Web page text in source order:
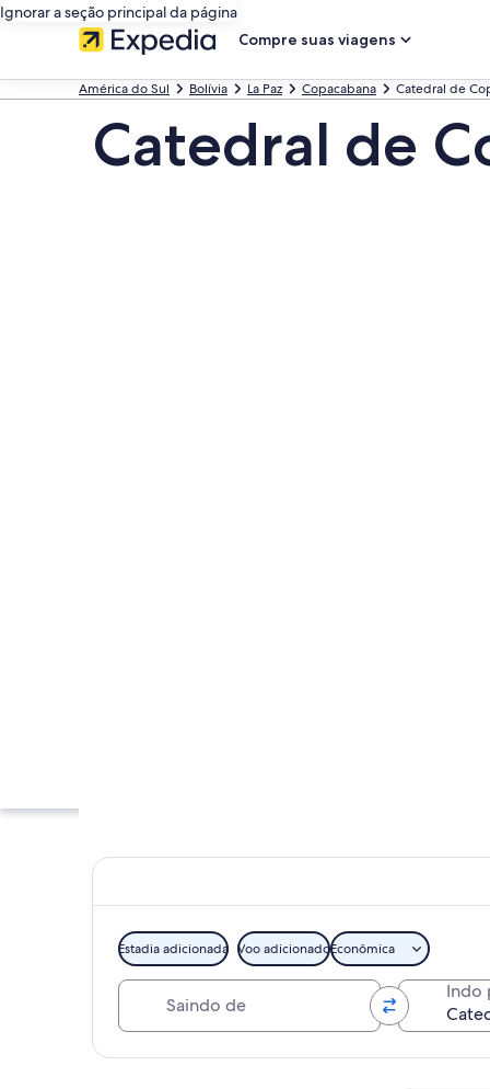
Ignorar a seção principal da página
Compre suas viagens
América do Sul Bolívia La Paz Copacabana Catedral de
Catedral de
Estadia adicionada Voo adicionadoEconômica
Indo